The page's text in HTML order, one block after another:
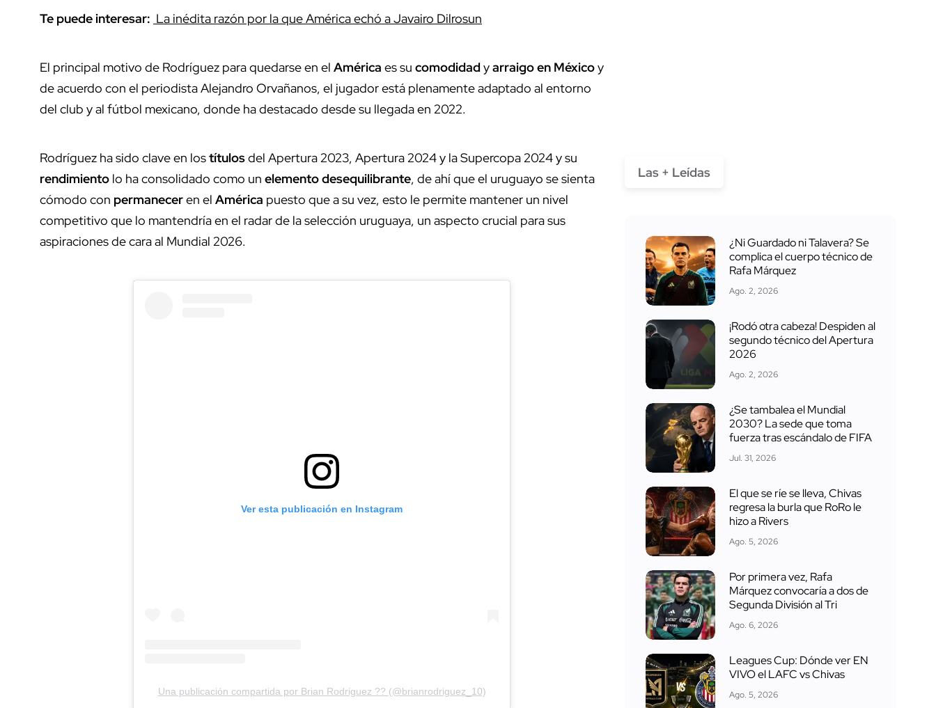
Te puede interesar: La inédita razón por la que América echó a Javairo Dilrosun
El principal motivo de Rodríguez para quedarse en el América es su comodidadyarraigo en Méxicoy
de acuerdo con el periodista Alejandro Orvañanos, el jugador está plenamente adaptado al entorno
del club y al fútbol mexicano, donde ha destacado desde su llegada en 2022.
Rodríguez ha sido clave en lostítulosdel Apertura 2023, Apertura 2024 y la Supercopa 2024 y su
rendimiento lo ha consolidado como un elemento desequilibrante, de ahí que el uruguayo se sienta
cómodo con permaneceren el América puesto que a su vez, esto le permite mantener un nivel
competitivo que lo mantendría en el radar de la selección uruguaya, un aspecto crucial para sus
aspiraciones de cara al Mundial 2026.
Ver esta publicación en Instagram
Una publicación compartida por Brian Rodriguez ?? (@brianrodriguez_10)
Las + Leídas
¿Ni Guardado ni Talavera? Se
complica el cuerpo técnico de
Rafa Márquez
Ago. 2, 2026
¡Rodó otra cabeza! Despiden al
segundo técnico del Apertura
2026
Ago. 2, 2026
¿Se tambalea el Mundial
2030? La sede que toma
fuerza tras escándalo de FIFA
Jul. 31, 2026
El que se ríe se lleva, Chivas
regresa la burla que RoRo le
hizo a Rivers
Ago. 5, 2026
Por primera vez, Rafa
Márquez convocaría a dos de
Segunda División al Tri
Ago. 6, 2026
Leagues Cup: Dónde ver EN
VIVO el LAFC vs Chivas
Ago. 5, 2026